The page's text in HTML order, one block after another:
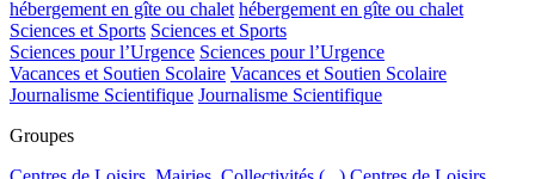
hébergement en gîte ou chalet hébergement en gîte ou chalet
Sciences et Sports Sciences et Sports
Sciences pour l’Urgence Sciences pour l’Urgence
Vacances et Soutien Scolaire Vacances et Soutien Scolaire
Journalisme Scientifique Journalisme Scientifique
Groupes